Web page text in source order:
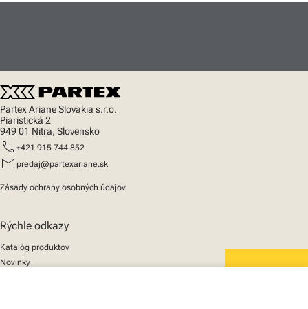
Partex Ariane Slovakia s.r.o.
Piaristická 2
949 01 Nitra, Slovensko
call +421 915 744 852
mail predaj@partexariane.sk
Zásady ochrany osobných údajov
Rýchle odkazy
Katalóg produktov
Novinky